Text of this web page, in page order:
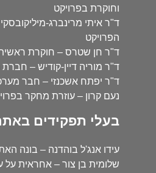
וחוקרת בפרויקט
ד"ר איתי מרינברג-
הפרויקט
ד"ר חן שטרס – חוקרת
ד"ר מוריה דיין-קודיש –
ד"ר יפתח אשכנזי – חבר
נעם קרון – עוזרת מחקר
בעלי תפקידים
עידו אנג'ל בוהדנה – בונה
שלומית בן צור – אחראית על